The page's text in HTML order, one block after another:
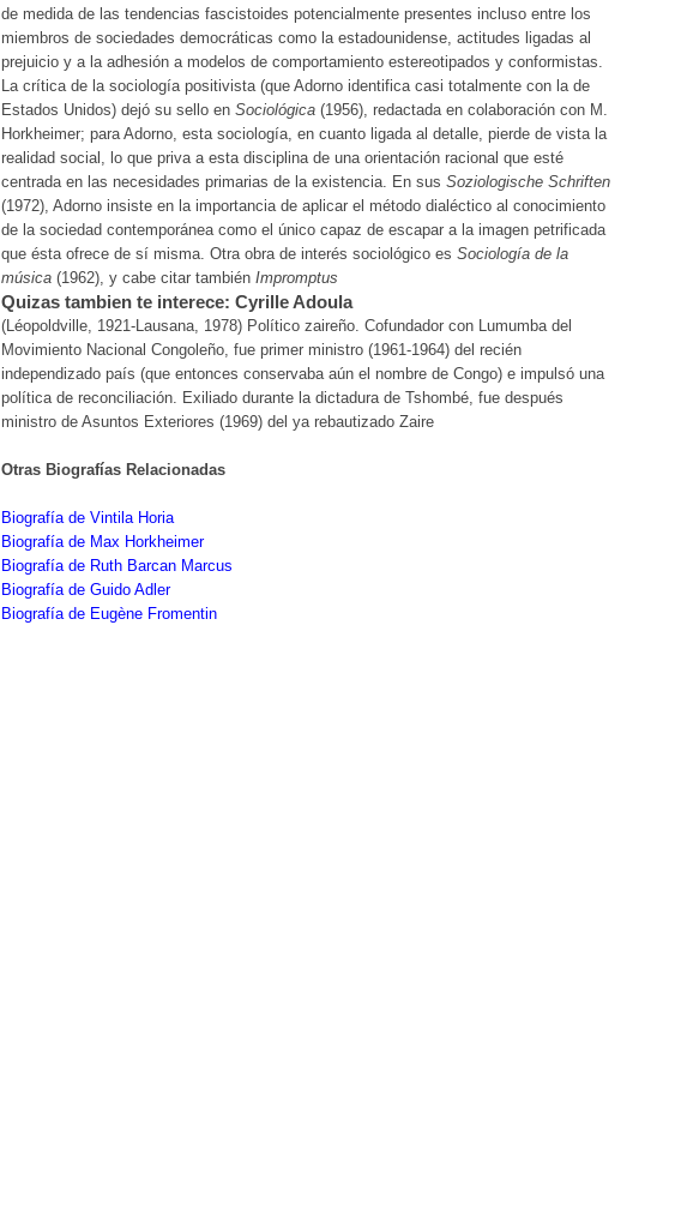
de medida de las tendencias fascistoides potencialmente presentes incluso entre los
miembros de sociedades democráticas como la estadounidense, actitudes ligadas al
prejuicio y a la adhesión a modelos de comportamiento estereotipados y conformistas.
La crítica de la sociología positivista (que Adorno identifica casi totalmente con la de
Estados Unidos) dejó su sello en Sociológica (1956), redactada en colaboración con M.
Horkheimer; para Adorno, esta sociología, en cuanto ligada al detalle, pierde de vista la
realidad social, lo que priva a esta disciplina de una orientación racional que esté
centrada en las necesidades primarias de la existencia. En sus Soziologische Schriften
(1972), Adorno insiste en la importancia de aplicar el método dialéctico al conocimiento
de la sociedad contemporánea como el único capaz de escapar a la imagen petrificada
que ésta ofrece de sí misma. Otra obra de interés sociológico es Sociología de la
música (1962), y cabe citar también Impromptus
Quizas tambien te interece: Cyrille Adoula
(Léopoldville, 1921-Lausana, 1978) Político zaireño. Cofundador con Lumumba del
Movimiento Nacional Congoleño, fue primer ministro (1961-1964) del recién
independizado país (que entonces conservaba aún el nombre de Congo) e impulsó una
política de reconciliación. Exiliado durante la dictadura de Tshombé, fue después
ministro de Asuntos Exteriores (1969) del ya rebautizado Zaire
Otras Biografías Relacionadas
Biografía de Vintila Horia
Biografía de Max Horkheimer
Biografía de Ruth Barcan Marcus
Biografía de Guido Adler
Biografía de Eugène Fromentin